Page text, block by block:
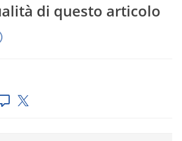
di questo articolo